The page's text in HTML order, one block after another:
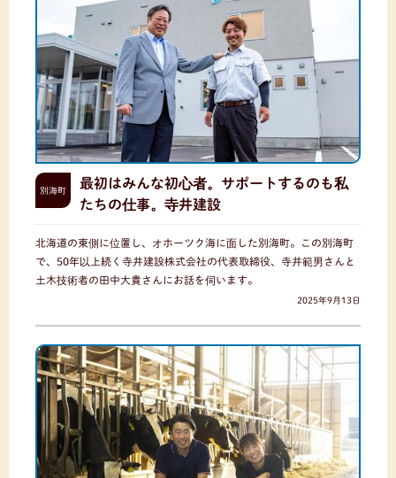
別海町
最初はみんな初心者。サポートするのも私
たちの仕事。寺井建設
北海道の東側に位置し、オホーツク海に面した別海町。この別海町
で、50年以上続く寺井建設株式会社の代表取締役、寺井範男さんと
土木技術者の田中大貴さんにお話を伺います。
2025年9月13日